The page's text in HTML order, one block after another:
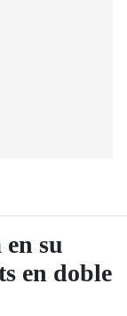
en su
en doble